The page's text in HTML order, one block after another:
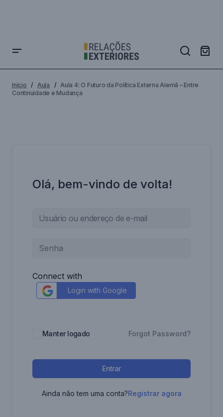
Início Aula
Aula 4: O Futuro da Política Externa Alemã – Entre
Continuidade e Mudança
Olá, bem-vindo de volta!
Connect with
Login with Google
Manter logado Forgot Password?
Entrar
Ainda não tem uma conta?Registrar agora